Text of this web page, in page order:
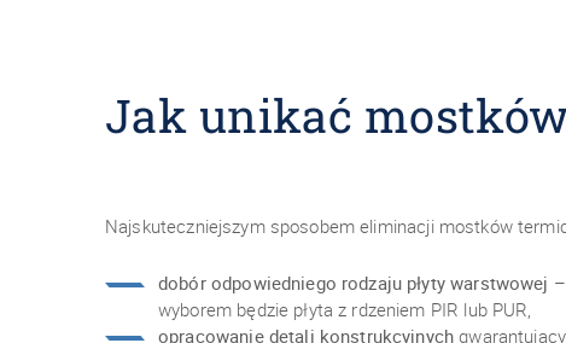
Jak unikać
Najskuteczniejszym sposobem eliminacji mostków
dobór odpowiedniego rodzaju płyty warstwowej
wyborem będzie płyta z rdzeniem PIR lub PUR,
opracowanie detali konstrukcyjnych